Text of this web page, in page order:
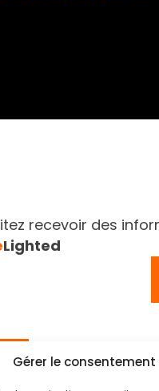
Gérer le consentement
recevoir des
Lighted
Suivez-nous